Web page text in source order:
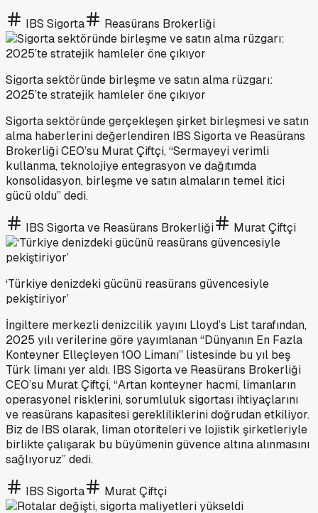
IBS Sigorta Reasürans Brokerliği
Sigorta sektöründe birleşme ve satın alma rüzgarı:
2025’te stratejik hamleler öne çıkıyor
Sigorta sektöründe gerçekleşen şirket birleşmesi ve satın
alma haberlerini değerlendiren IBS Sigorta ve Reasürans
Brokerliği CEO’su Murat Çiftçi, “Sermayeyi verimli
kullanma, teknolojiye entegrasyon ve dağıtımda
konsolidasyon, birleşme ve satın almaların temel itici
gücü oldu” dedi.
IBS Sigorta ve Reasürans Brokerliği Murat Çiftçi
‘Türkiye denizdeki gücünü reasürans güvencesiyle
pekiştiriyor’
İngiltere merkezli denizcilik yayını Lloyd’s List tarafından,
2025 yılı verilerine göre yayımlanan “Dünyanın En Fazla
Konteyner Elleçleyen 100 Limanı” listesinde bu yıl beş
Türk limanı yer aldı. IBS Sigorta ve Reasürans Brokerliği
CEO’su Murat Çiftçi, “Artan konteyner hacmi, limanların
operasyonel risklerini, sorumluluk sigortası ihtiyaçlarını
ve reasürans kapasitesi gerekliliklerini doğrudan etkiliyor.
Biz de IBS olarak, liman otoriteleri ve lojistik şirketleriyle
birlikte çalışarak bu büyümenin güvence altına alınmasını
sağlıyoruz” dedi.
IBS Sigorta Murat Çiftçi